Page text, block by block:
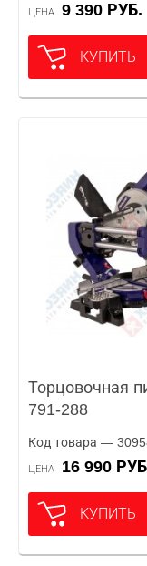
ЦЕНА 9 390 РУБ.
КУПИТЬ
Торцовочная
791-288
Код товара —
ЦЕНА 16 990
КУПИТЬ